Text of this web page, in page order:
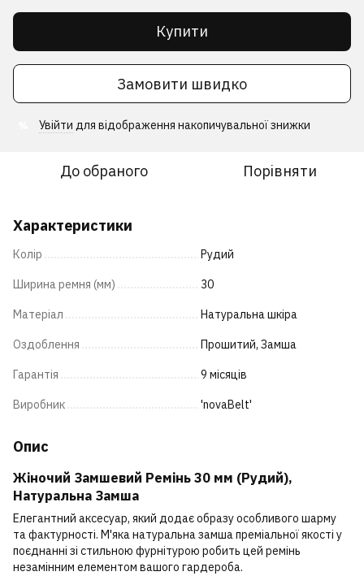
Купити
Замовити швидко
Увійти для відображення накопичувальної знижки
До обраного Порівняти
Характеристики
Колір Рудий
Ширина ремня (мм) 30
Матеріал Натуральна шкіра
Оздоблення Прошитий, Замша
Гарантія 9 місяців
Виробник 'novaBelt'
Опис
Жіночий Замшевий Ремінь 30 мм (Рудий),
Натуральна Замша
Елегантний аксесуар, який додає образу особливого шарму
та фактурності. М'яка натуральна замша преміальної якості у
поєднанні зі стильною фурнітурою робить цей ремінь
незамінним елементом вашого гардероба.